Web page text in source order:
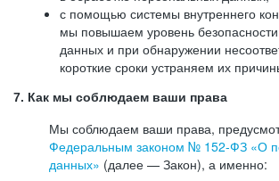
с помощью системы внутреннего
мы повышаем уровень
данных и при обнаружении
короткие сроки устраняем их
7. Как мы соблюдаем ваши права
Мы соблюдаем ваши права,
Федеральным законом № 152-ФЗ «О
данных» (далее — Закон), а именно: